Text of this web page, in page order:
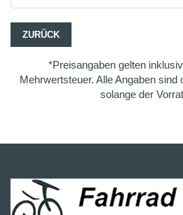
ZURÜCK
*Preisangaben gelten
Mehrwertsteuer. Alle Angaben sind
solange der